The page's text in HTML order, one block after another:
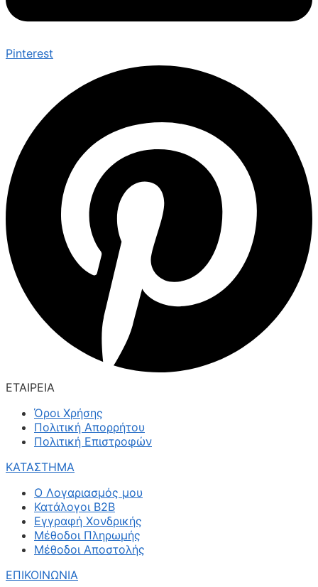
Pinterest
ΕΤΑΙΡΕΙΑ
Όροι Χρήσης
Πολιτική Απορρήτου
Πολιτική Επιστροφών
ΚΑΤΑΣΤΗΜΑ
Ο Λογαριασμός μου
Κατάλογοι B2B
Εγγραφή Χονδρικής
Μέθοδοι Πληρωμής
Μέθοδοι Αποστολής
ΕΠΙΚΟΙΝΩΝΙΑ